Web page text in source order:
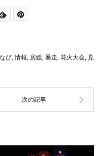
11月月11日午後9時02...
び,情報, 房総,暴走,花火大会, 見